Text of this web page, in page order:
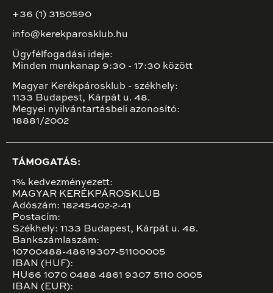
+36 (1) 3150590
info@kerekparosklub.hu
Ügyfélfogadási ideje:
Minden munkanap 9:30 - 17:30 között
Magyar Kerékpárosklub - székhely:
1133 Budapest, Kárpát u. 48.
Megyei nyilvántartásbeli azonosító:
18881/2002
TÁMOGATÁS:
1% kedvezményezett:
MAGYAR KERÉKPÁROSKLUB
Adószám: 18245402-2-41
Postacím:
Székhely: 1133 Budapest, Kárpát u. 48.
Bankszámlaszám:
10700488-48619307-51100005
IBAN (HUF):
HU66 1070 0488 4861 9307 5110 0005
IBAN (EUR):